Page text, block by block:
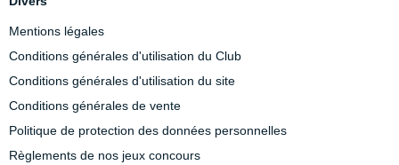
Mentions légales
Conditions générales d'utilisation du Club
Conditions générales d'utilisation du site
Conditions générales de vente
Politique de protection des données personnelles
Règlements de nos jeux concours